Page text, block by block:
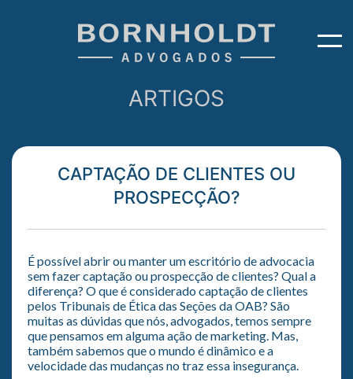
ARTIGOS
CAPTAÇÃO DE CLIENTES OU
PROSPECÇÃO?
É possível abrir ou manter um escritório de advocacia
sem fazer captação ou prospecção de clientes? Qual a
diferença? O que é considerado captação de clientes
pelos Tribunais de Ética das Seções da OAB? São
muitas as dúvidas que nós, advogados, temos sempre
que pensamos em alguma ação de marketing. Mas,
também sabemos que o mundo é dinâmico e a
velocidade das mudanças no traz essa insegurança.